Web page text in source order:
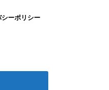
シーポリシー